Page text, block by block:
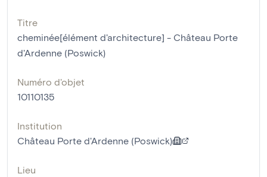
Titre
cheminée[élément d'architecture] - Château Porte
d'Ardenne (Poswick)
Numéro d'objet
10110135
Institution
Château Porte d'Ardenne (Poswick)
Lieu